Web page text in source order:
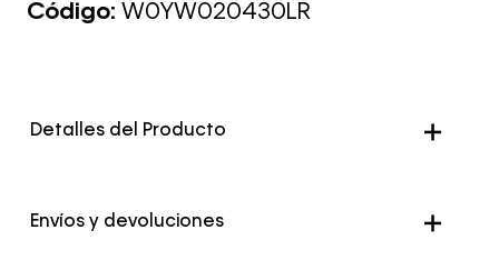
Código: W0YW020430LR
Detalles del Producto
Color Gris
Envíos y devoluciones